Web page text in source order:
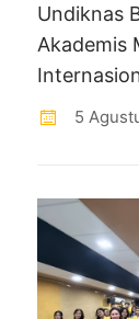
Undiknas
Akademis
5